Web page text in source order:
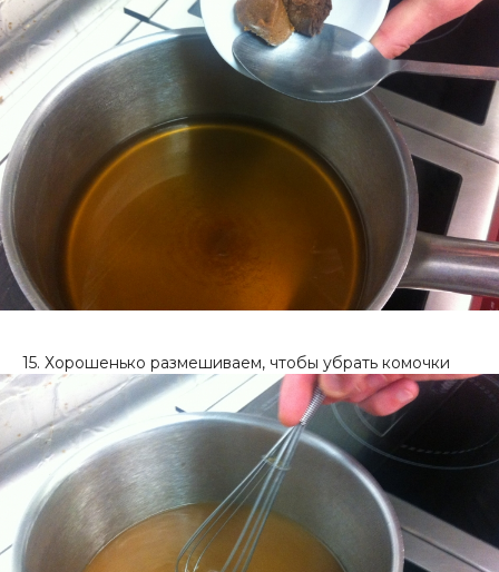
15. Хорошенько размешиваем, чтобы убрать комочки